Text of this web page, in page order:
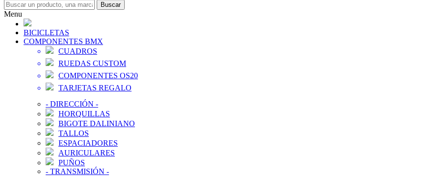
Buscar
Menu
BICICLETAS
COMPONENTES BMX
CUADROS
RUEDAS CUSTOM
COMPONENTES OS20
TARJETAS REGALO
- DIRECCIÓN -
HORQUILLAS
BIGOTE DALINIANO
TALLOS
ESPACIADORES
AURICULARES
PUÑOS
- TRANSMISIÓN -